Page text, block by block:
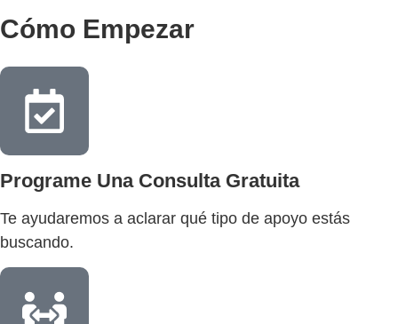
Cómo Empezar
Programe Una Consulta Gratuita
Te ayudaremos a aclarar qué tipo de apoyo estás
buscando.